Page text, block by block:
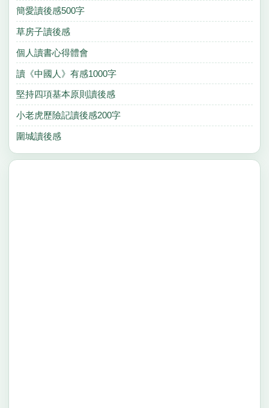
簡愛讀後感500字
草房子讀後感
個人讀書心得體會
讀《中國人》有感1000字
堅持四項基本原則讀後感
小老虎歷險記讀後感200字
圍城讀後感